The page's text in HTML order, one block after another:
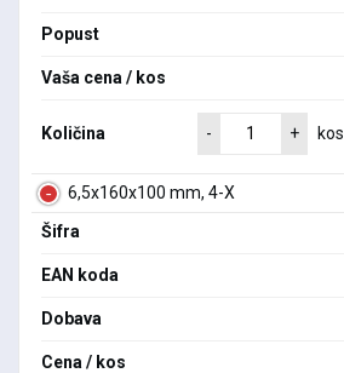
Popust
Vaša cena / kos
Količina - + kos
6,5x160x100 mm, 4-X
Šifra
EAN koda
Dobava
Cena / kos